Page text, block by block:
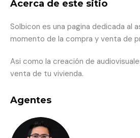
Acerca de este sitio
Solbicon es una pagina dedicada al
momento de la compra y venta de
Asi como la creación de
venta de tu vivienda.
Agentes